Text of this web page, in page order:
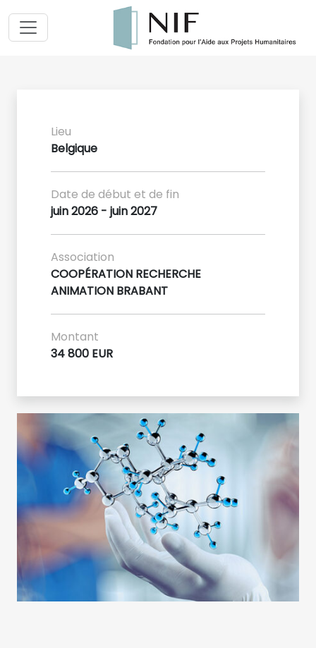
Lieu
Belgique
Date de début et de fin
juin 2026 - juin 2027
Association
COOPÉRATION RECHERCHE
ANIMATION BRABANT
Montant
34 800 EUR